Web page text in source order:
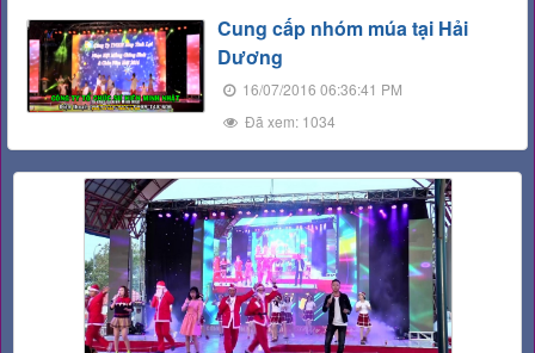
Cung cấp nhóm múa tại Hải
Dương
16/07/2016 06:36:41 PM
Đã xem: 1034